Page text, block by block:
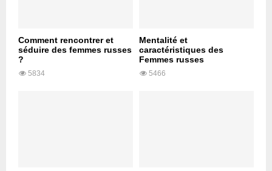
Comment rencontrer et
séduire des femmes russes
?
5834
Mentalité et
caractéristiques des
Femmes russes
5466